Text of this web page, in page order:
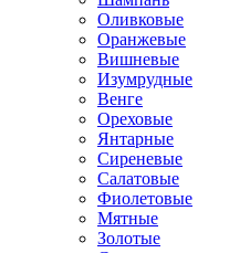
Оливковые
Оранжевые
Вишневые
Изумрудные
Венге
Ореховые
Янтарные
Сиреневые
Салатовые
Фиолетовые
Мятные
Золотые